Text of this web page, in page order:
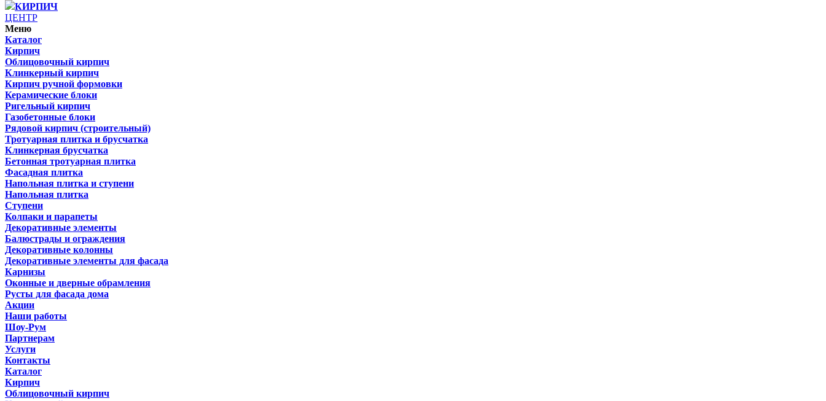
КИРПИЧ
ЦЕНТР
Меню
Каталог
Кирпич
Облицовочный кирпич
Клинкерный кирпич
Кирпич ручной формовки
Керамические блоки
Ригельный кирпич
Газобетонные блоки
Рядовой кирпич (строительный)
Тротуарная плитка и брусчатка
Клинкерная брусчатка
Бетонная тротуарная плитка
Фасадная плитка
Напольная плитка и ступени
Напольная плитка
Ступени
Колпаки и парапеты
Декоративные элементы
Балюстрады и ограждения
Декоративные колонны
Декоративные элементы для фасада
Карнизы
Оконные и дверные обрамления
Русты для фасада дома
Акции
Наши работы
Шоу-Рум
Партнерам
Услуги
Контакты
Каталог
Кирпич
Облицовочный кирпич